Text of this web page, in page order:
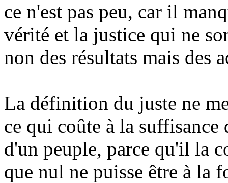
ce n'est pas peu, car il
vérité et la justice qui ne
non des résultats mais des
La définition du juste ne
ce qui coûte à la suffisance
d'un peuple, parce qu'il la
que nul ne puisse être à la